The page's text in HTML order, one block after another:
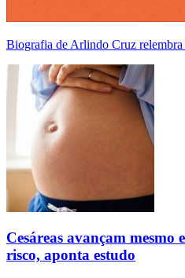
Biografia de Arlindo Cruz relembra
Cesáreas avançam mesmo
risco, aponta estudo